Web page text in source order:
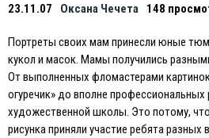
23.11.07 Оксана Чечета 148
Портреты своих мам принесли юные
кукол и масок. Мамы получились
От выполненных фломастерами
огуречик» до вполне профессиональных
художественной школы. Это потому,
рисунка приняли участие ребята разных